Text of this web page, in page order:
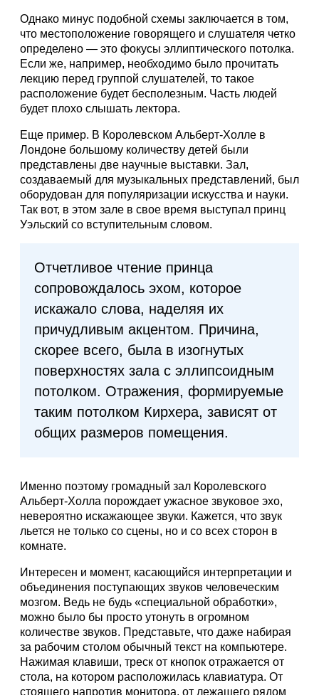
Однако минус подобной схемы заключается в том,
что местоположение говорящего и слушателя четко
определено — это фокусы эллиптического потолка.
Если же, например, необходимо было прочитать
лекцию перед группой слушателей, то такое
расположение будет бесполезным. Часть людей
будет плохо слышать лектора.
Еще пример. В Королевском Альберт-Холле в
Лондоне большому количеству детей были
представлены две научные выставки. Зал,
создаваемый для музыкальных представлений, был
оборудован для популяризации искусства и науки.
Так вот, в этом зале в свое время выступал принц
Уэльский со вступительным словом.
Отчетливое чтение принца
сопровождалось эхом, которое
искажало слова, наделяя их
причудливым акцентом. Причина,
скорее всего, была в изогнутых
поверхностях зала с эллипсоидным
потолком. Отражения, формируемые
таким потолком Кирхера, зависят от
общих размеров помещения.
Именно поэтому громадный зал Королевского
Альберт-Холла порождает ужасное звуковое эхо,
невероятно искажающее звуки. Кажется, что звук
льется не только со сцены, но и со всех сторон в
комнате.
Интересен и момент, касающийся интерпретации и
объединения поступающих звуков человеческим
мозгом. Ведь не будь «специальной обработки»,
можно было бы просто утонуть в огромном
количестве звуков. Представьте, что даже набирая
за рабочим столом обычный текст на компьютере.
Нажимая клавиши, треск от кнопок отражается от
стола, на котором расположилась клавиатура. От
стоящего напротив монитора, от лежащего рядом